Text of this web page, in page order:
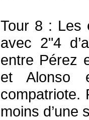
Tour 8 : Les
avec 2"4
entre Pérez
et Alonso
compatriote.
moins d’une